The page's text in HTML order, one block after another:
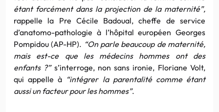
étant forcément dans la projection de la maternité”,
rappelle la Pre Cécile Badoual, cheffe de service
d’anatomo-pathologie à l’hôpital européen Georges
Pompidou (AP-HP). “On parle beaucoup de maternité,
mais est-ce que les médecins hommes ont des
enfants ?” s’interroge, non sans ironie, Floriane Volt,
qui appelle à “intégrer la parentalité comme étant
aussi un facteur pour les hommes”.